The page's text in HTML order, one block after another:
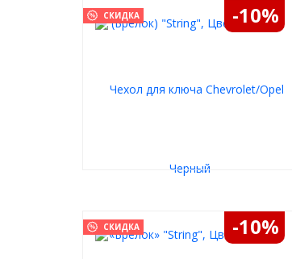
СКИДКА -10%
СКИДКА -10%